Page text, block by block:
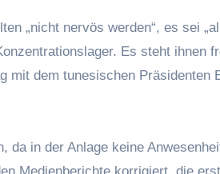
„nicht nervös werden“, es sei
Es steht ihnen
mit dem tunesischen Präsidenten
da in der Anlage keine